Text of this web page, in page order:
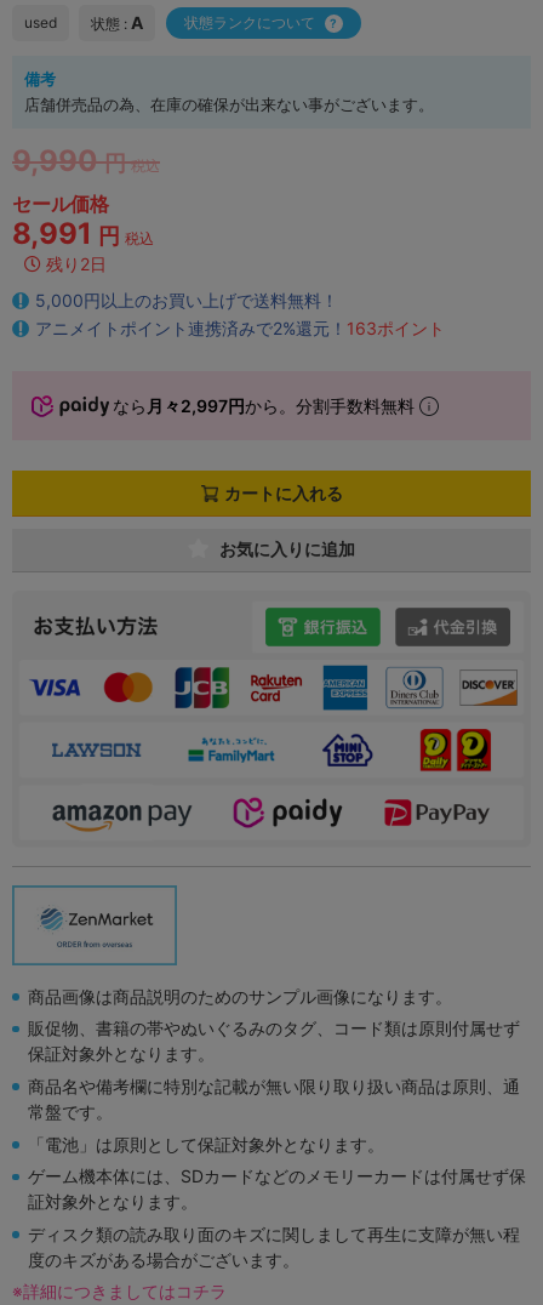
used 状態 : A 状態ランクについて
備考
店舗併売品の為、在庫の確保が出来ない事がございます。
9,990 円 税込
セール価格
8,991 円 税込
残り2日
5,000円以上のお買い上げで送料無料！
アニメイトポイント連携済みで2%還元！ 163ポイント
なら 月々2,997円から。分割手数料無料
カートに入れる
お気に入りに追加
商品画像は商品説明のためのサンプル画像になります。
販促物、書籍の帯やぬいぐるみのタグ、コード類は原則付属せず
保証対象外となります。
商品名や備考欄に特別な記載が無い限り取り扱い商品は原則、通
常盤です。
「電池」は原則として保証対象外となります。
ゲーム機本体には、SDカードなどのメモリーカードは付属せず保
証対象外となります。
ディスク類の読み取り面のキズに関しまして再生に支障が無い程
度のキズがある場合がございます。
※詳細につきましてはコチラ